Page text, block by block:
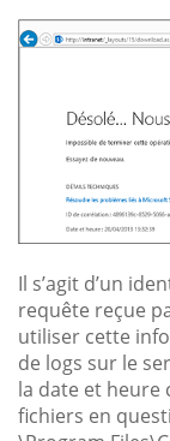
Il s’agit d’un
requête reçue
utiliser cette
de logs sur le
la date et heure
fichiers en